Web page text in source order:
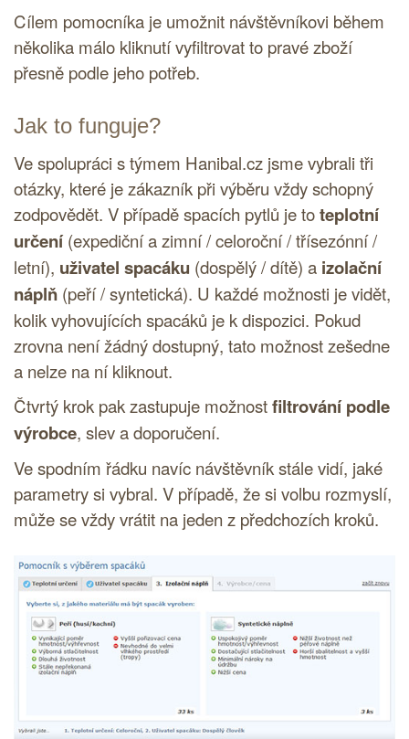
Cílem pomocníka je umožnit návštěvníkovi během
několika málo kliknutí vyfiltrovat to pravé zboží
přesně podle jeho potřeb.
Jak to funguje?
Ve spolupráci s týmem Hanibal.cz jsme vybrali tři
otázky, které je zákazník při výběru vždy schopný
zodpovědět. V případě spacích pytlů je toteplotní
určení(expediční a zimní / celoroční / třísezónní /
letní), uživatel spacáku (dospělý / dítě) a izolační
náplň (peří / syntetická). U každé možnosti je vidět,
kolik vyhovujících spacáků je k dispozici. Pokud
zrovna není žádný dostupný, tato možnost zešedne
a nelze na ní kliknout.
Čtvrtý krok pak zastupuje možnostfiltrování podle
výrobce, slev a doporučení.
Ve spodním řádku navíc návštěvník stále vidí, jaké
parametry si vybral. V případě, že si volbu rozmyslí,
může se vždy vrátit na jeden z předchozích kroků.